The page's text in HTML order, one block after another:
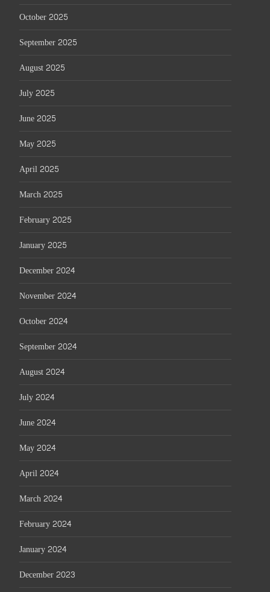
October 2025
September 2025
August 2025
July 2025
June 2025
May 2025
April 2025
March 2025
February 2025
January 2025
December 2024
November 2024
October 2024
September 2024
August 2024
July 2024
June 2024
May 2024
April 2024
March 2024
February 2024
January 2024
December 2023